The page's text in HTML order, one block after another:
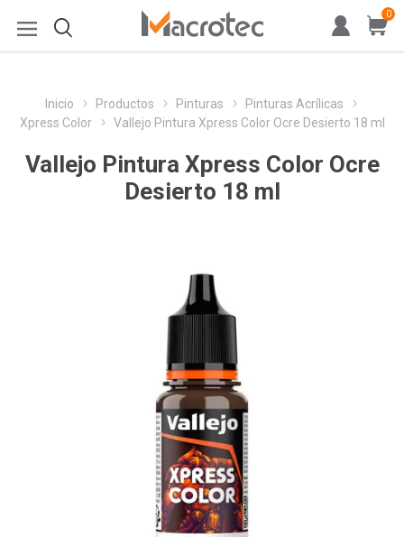
0
Inicio Productos Pinturas
Pinturas Acrílicas
Xpress Color
Vallejo Pintura Xpress Color Ocre Desierto 18 ml
Vallejo Pintura Xpress Color Ocre
Desierto 18 ml